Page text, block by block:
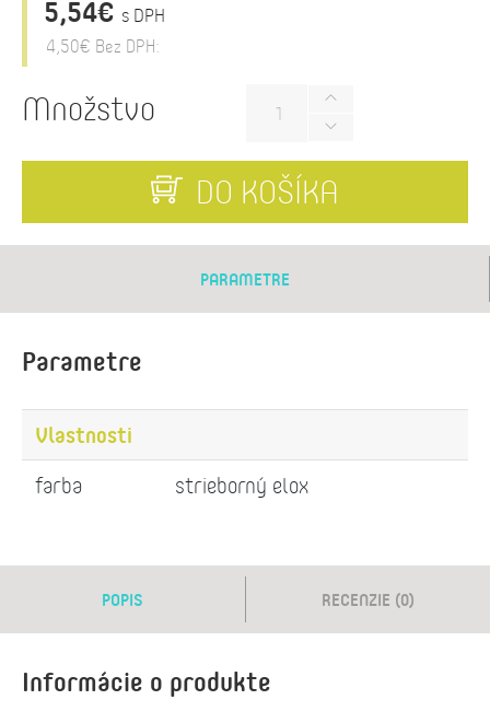
5,54€ s DPH
4,50€ Bez DPH:
Množstvo
DO KOŠÍKA
PARAMETRE
Parametre
Vlastnosti
farba
strieborný elox
POPIS RECENZIE (0)
Informácie o produkte